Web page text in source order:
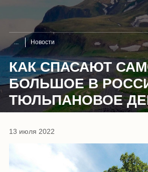
Новости
КАК СПАСАЮТ
БОЛЬШОЕ В
ТЮЛЬПАНОВОЕ
13 июля 2022